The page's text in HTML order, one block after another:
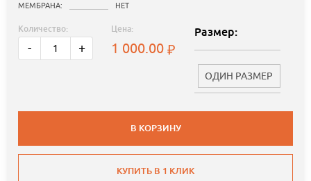
МЕМБРАНА:
НЕТ
Количество:
- +
Цена:
1 000.00
Размер:
ОДИН РАЗМЕР
В КОРЗИНУ
КУПИТЬ В 1 КЛИК